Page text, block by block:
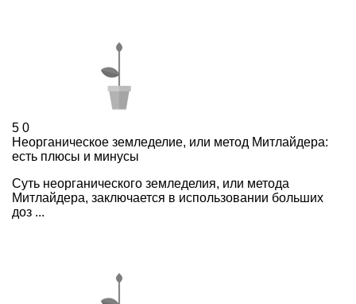
5 0
Неорганическое земледелие, или метод Митлайдера:
есть плюсы и минусы
Суть неорганического земледелия, или метода
Митлайдера, заключается в использовании больших
доз ...